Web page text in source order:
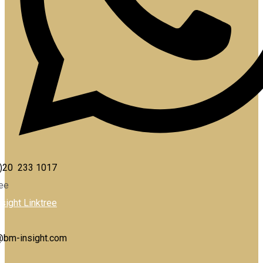
233 1017
Linktree
insight.com